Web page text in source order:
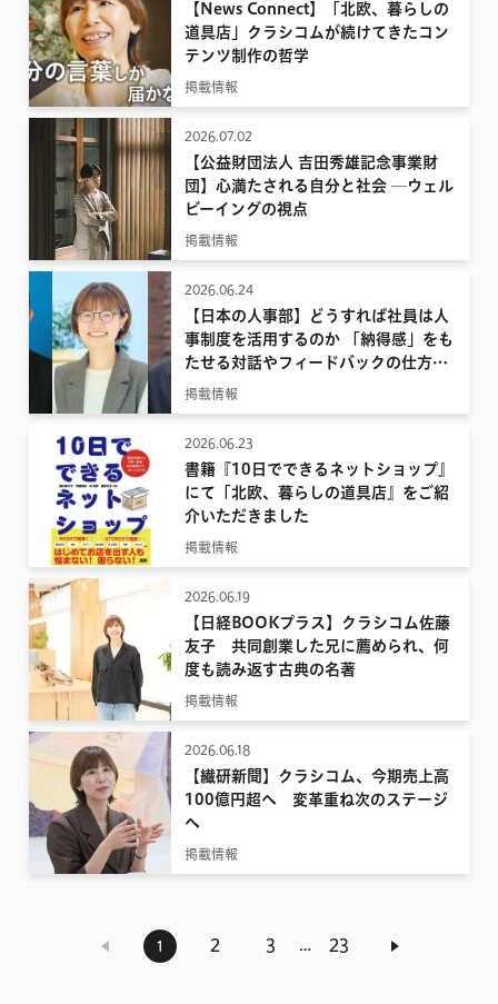
【News Connect】「北欧、暮らしの
道具店」クラシコムが続けてきたコン
テンツ制作の哲学
掲載情報
2026.07.02
【公益財団法人 吉田秀雄記念事業財
団】心満たされる自分と社会 ─ウェル
ビーイングの視点
掲載情報
2026.06.24
【日本の人事部】どうすれば社員は人
事制度を活用するのか 「納得感」をも
たせる対話やフィードバックの仕方を
考える
掲載情報
2026.06.23
書籍『10日でできるネットショップ』
にて「北欧、暮らしの道具店』をご紹
介いただきました
掲載情報
2026.06.19
【日経BOOKプラス】クラシコム佐藤
友子 共同創業した兄に薦められ、何
度も読み返す古典の名著
掲載情報
2026.06.18
【繊研新聞】クラシコム、今期売上高
100億円超へ 変革重ね次のステージ
へ
掲載情報
1 2 3 … 23